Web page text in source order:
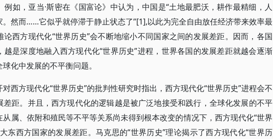
如，亚当·斯密在《国富论》中认为，中国是“土地最肥沃，耕作最精细，人
。然而……它似乎就停滞于静止状态了”[1],以此为完全自由放任经济带来效率最
论西方现代化“世界历史”会不断地缩小不同国家之间的发展差距。因而，各国
是深度地融入西方现代化“世界历史”进程，世界各国的发展差距就越会逐渐
化中发展的不平衡问题。
西方现代化“世界历史”的批判性研究时指出，西方现代化“世界历史”进程会不
差距。并且，西方现代化的逻辑越是被广泛地接受和践行，全球化发展的不平
属、依附和殖民等不平等关系尚未得到根本改变的情况下，西方现代化“世界
东西方国家的发展差距。马克思的“世界历史”理论揭示了西方现代化“世界历